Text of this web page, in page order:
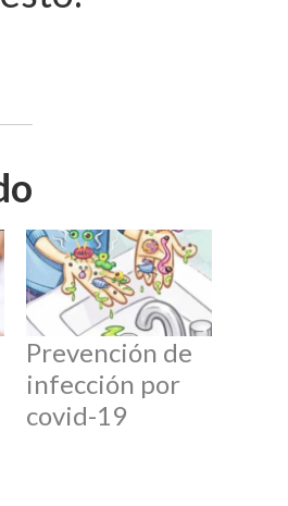
Prevención de
infección por
covid-19